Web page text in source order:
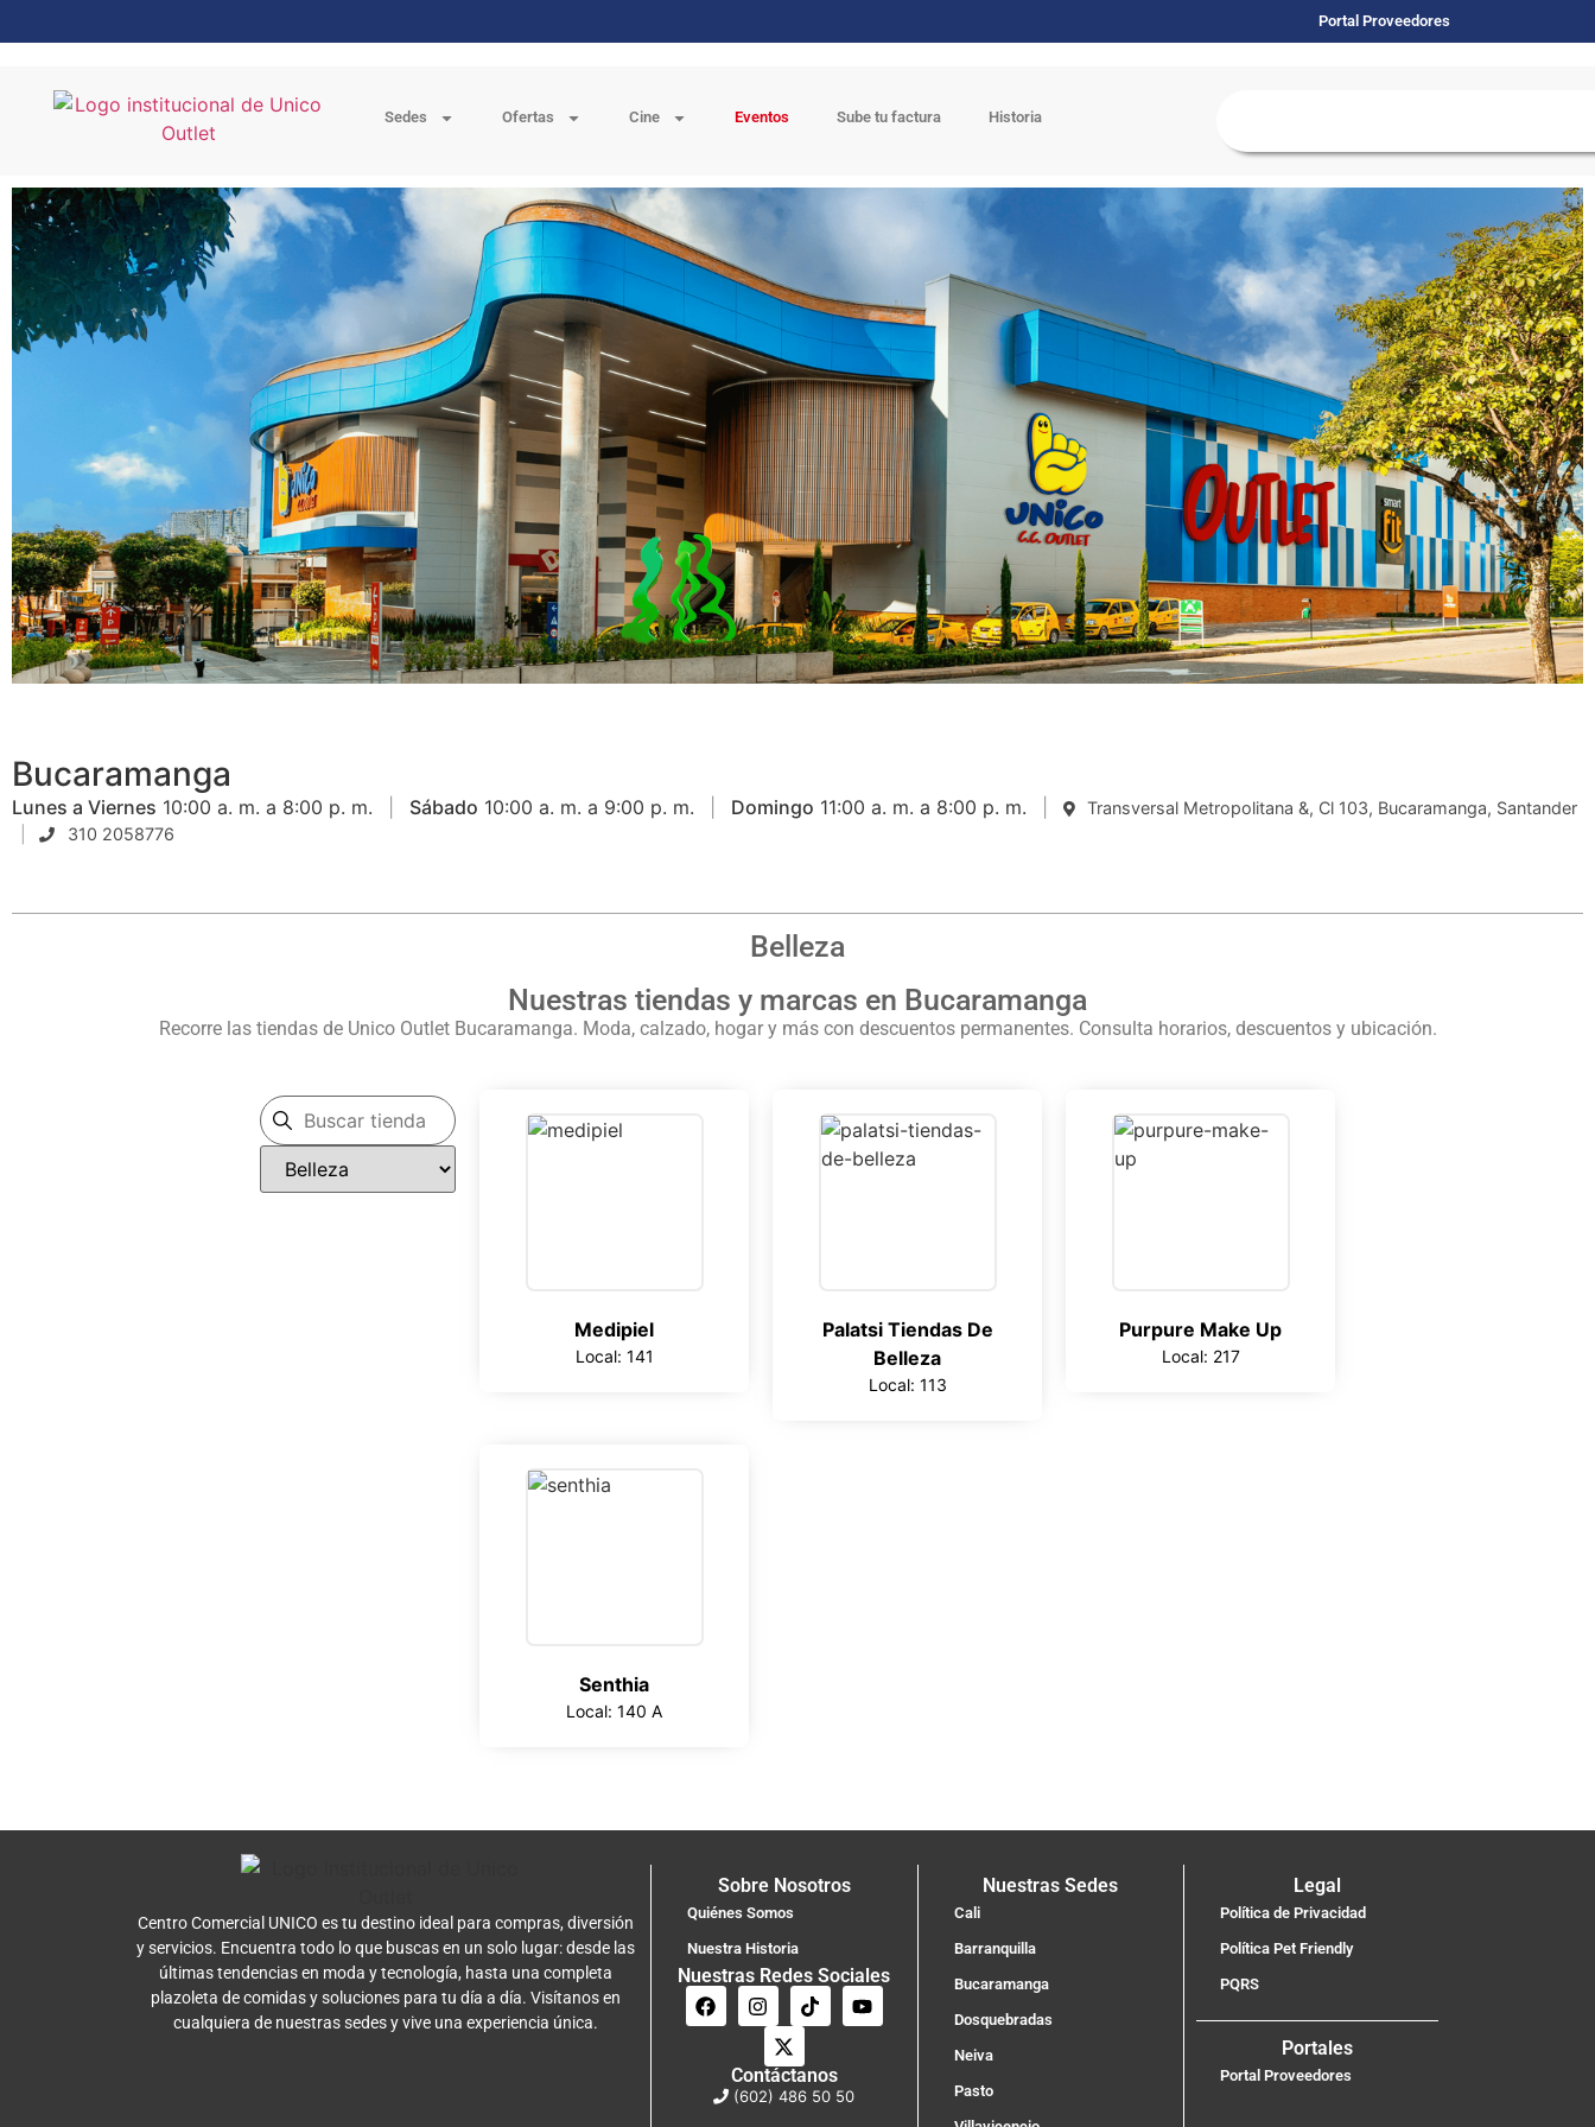
Portal Proveedores
Sedes Ofertas Cine Eventos Sube tu factura Historia
Bucaramanga
Lunes a Viernes 10:00 a. m. a 8:00 p. m. Sábado 10:00 a. m. a 9:00 p. m. Domingo 11:00 a. m. a 8:00 p. m.
Transversal Metropolitana &, Cl 103, Bucaramanga, Santander
310 2058776
Belleza
Nuestras tiendas y marcas en Bucaramanga
Recorre las tiendas de Unico Outlet Bucaramanga. Moda, calzado, hogar y más con descuentos permanentes. Consulta horarios, descuentos y ubicación.
Medipiel
Local: 141
Palatsi Tiendas De
Belleza
Local: 113
Purpure Make Up
Local: 217
Senthia
Local: 140 A
Centro Comercial UNICO es tu destino ideal para compras, diversión
y servicios. Encuentra todo lo que buscas en un solo lugar: desde las
últimas tendencias en moda y tecnología, hasta una completa
plazoleta de comidas y soluciones para tu día a día. Visítanos en
cualquiera de nuestras sedes y vive una experiencia única.
Sobre Nosotros
Quiénes Somos
Nuestra Historia
Nuestras Redes Sociales
Contáctanos
(602) 486 50 50
Nuestras Sedes
Cali
Barranquilla
Bucaramanga
Dosquebradas
Neiva
Pasto
Legal
Política de Privacidad
Política Pet Friendly
PQRS
Portales
Portal Proveedores